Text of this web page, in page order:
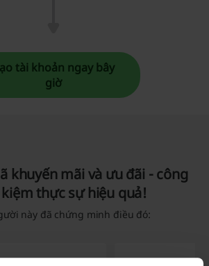
tài khoản ngay bây
giờ
khuyến mãi và ưu đãi - công
thực sự hiệu quả!
này đã chứng minh điều đó: